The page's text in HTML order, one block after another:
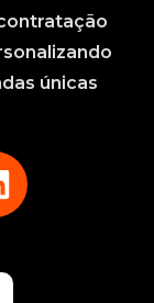
únicas